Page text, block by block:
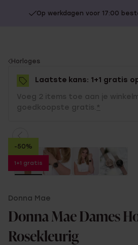
Op werkdagen voor 17:00
You
are
here:
Horloges
Laatste kans: 1+1 gratis
Voeg 2 items toe aan je
goedkoopste gratis. *
-50%
1+1 gratis
Donna Mae
Donna Mae Dames
Rosekleurig